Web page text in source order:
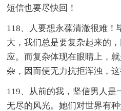
短信也要尽快回！
118、人要想永葆清澈很难！
大，我们总是要复杂起来的
应。而复杂体现在眼睛上，
杂，因而便无力抗拒浑浊，这
119、从前的我，坚信男人
无尽的风光。她们对世界有